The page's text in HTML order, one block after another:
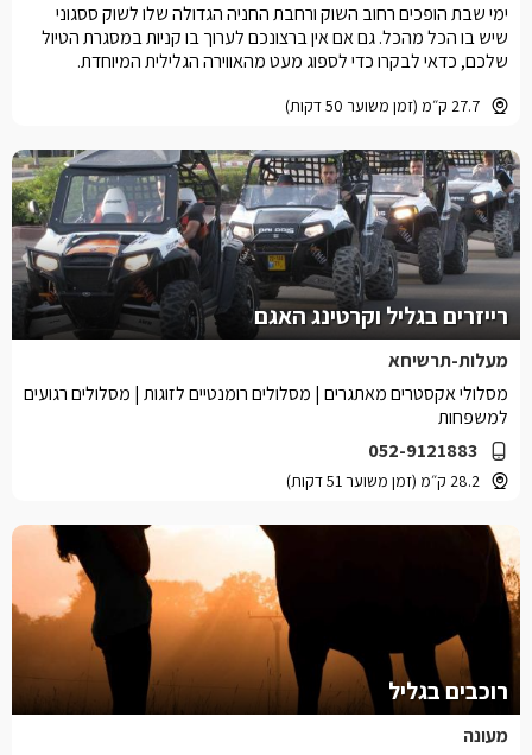
27.7 ק״מ (זמן משוער 50 דקות)
ימי שבת הופכים רחוב השוק ורחבת החניה הגדולה שלו לשוק ססגוני
שיש בו הכל מהכל. גם אם אין ברצונכם לערוך בו קניות במסגרת הטיול
שלכם, כדאי לבקרו כדי לספוג מעט מהאווירה הגלילית המיוחדת.
רייזרים בגליל וקרטינג האגם
מעלות-תרשיחא
052-9121883
28.2 ק״מ (זמן משוער 51 דקות)
מסלולי אקסטרים מאתגרים | מסלולים רומנטיים לזוגות | מסלולים רגועים
למשפחות
רוכבים בגליל
מעונה